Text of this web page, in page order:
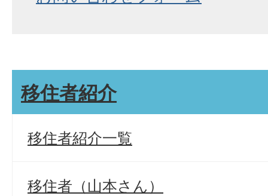
移住者紹介
移住者紹介一覧
移住者（山本さん）